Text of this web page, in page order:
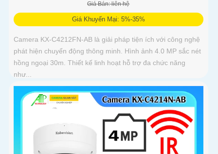
Giá Bán: liên hệ
Giá Khuyến Mại: 5%-35%
Camera KX-C4212FN-AB là giải pháp tiện ích với công nghệ
phát hiện chuyển động thông minh. Hình ảnh 4.0 MP sắc nét
hồng ngoại 30m. Thiết kế linh hoạt hỗ trợ đa chức năng
như...